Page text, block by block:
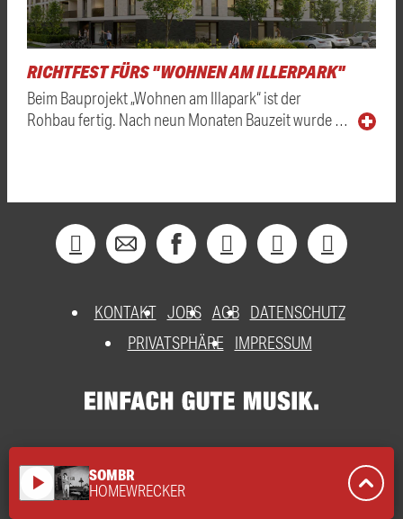
RICHTFEST FÜRS "WOHNEN AM ILLERPARK"
Beim Bauprojekt „Wohnen am Illapark“ ist der
Rohbau fertig. Nach neun Monaten Bauzeit wurde …
KONTAKT JOBS AGB DATENSCHUTZ
PRIVATSPHÄRE
IMPRESSUM
play_arrow SOMBR
HOMEWRECKER